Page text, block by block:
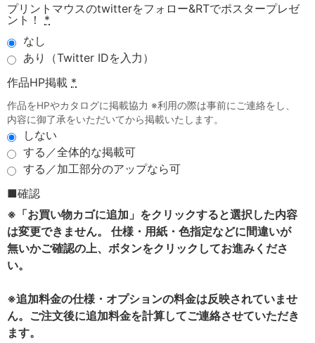
プリントマウスのtwitterをフォロー&RTでポスタープレゼ
ント！
*
なし
あり（Twitter IDを入力）
作品HP掲載 *
作品をHPやカタログに掲載協力 ※利用の際は事前にご連絡をし、
内容に御了承をいただいてから掲載いたします。
しない
する／全体的な掲載可
する／加工部分のアップなら可
■確認
※「お買い物カゴに追加」をクリックすると選択した内容
は変更できません。 仕様・用紙・色指定などに間違いが
無いかご確認の上、ボタンをクリックしてお進みくださ
い。
※追加料金の仕様・オプションの料金は反映されていませ
ん。ご注文後に追加料金を計算してご連絡させていただき
ます。